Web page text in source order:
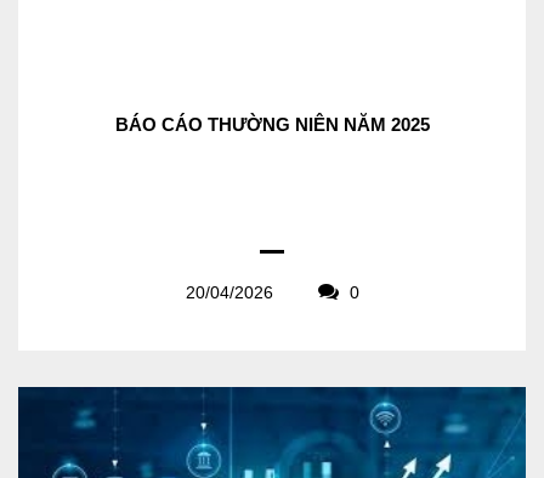
BÁO CÁO THƯỜNG NIÊN NĂM 2025
20/04/2026 0